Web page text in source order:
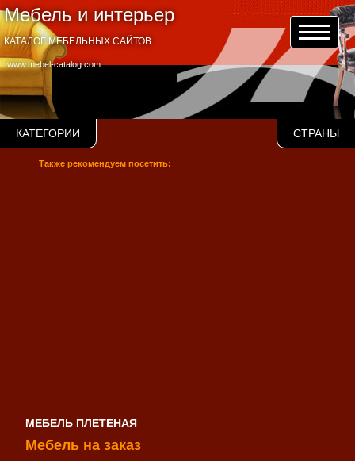
Мебель и интерьер
www.mebel-catalog.com
КАТАЛОГ МЕБЕЛЬНЫХ САЙТОВ
КАТЕГОРИИ СТРАНЫ
Также рекомендуем посетить:
МЕБЕЛЬ ПЛЕТЕНАЯ
Мебель на заказ